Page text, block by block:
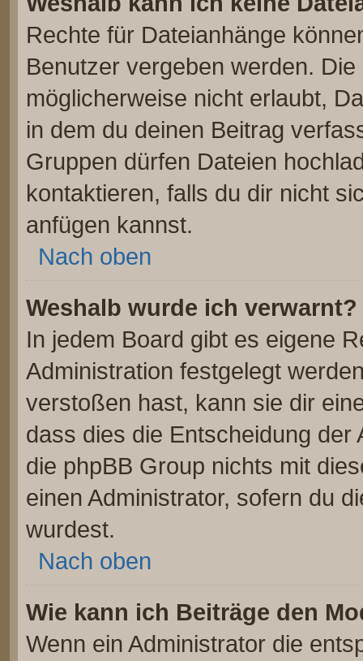
Rechte für Dateianhänge
Benutzer vergeben werden.
möglicherweise nicht erlaubt,
in dem du deinen Beitrag
Gruppen dürfen Dateien
kontaktieren, falls du dir nicht
anfügen kannst.
Nach oben
Weshalb wurde ich verwarnt?
In jedem Board gibt es eigene
Administration festgelegt
verstoßen hast, kann sie dir
dass dies die Entscheidung
die phpBB Group nichts mit
einen Administrator, sofern du
wurdest.
Nach oben
Wie kann ich Beiträge den
Wenn ein Administrator die